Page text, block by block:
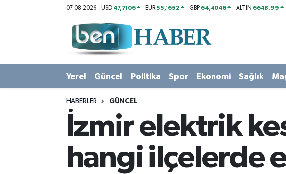
07-08-2026 USD 47,7106 EUR55,1652 GBP 64,4046 ALTIN 6648.99
Yerel Güncel Politika Spor Ekonomi Sağlık
HABERLER GÜNCEL
İzmir elektrik
hangi ilçelerde
Politika
Hava Durumu
Süper Lig Puan Durumu ve Fikstür
Tüm Manşetler
Son Dakika Haberleri
Haber Arşivi